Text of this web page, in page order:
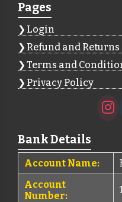
Pages
Login
Refund and
Terms and
Privacy Policy
Bank Details
Account Name:
Account
Number: